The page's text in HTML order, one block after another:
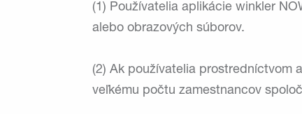
(1) Používatelia aplikácie winkler
alebo obrazových súborov.
(2) Ak používatelia prostredníctvom
veľkému počtu zamestnancov